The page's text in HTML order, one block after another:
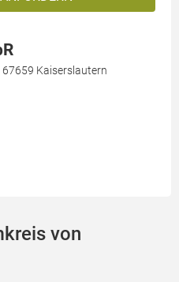
Kaiserslautern
von